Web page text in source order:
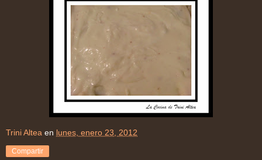
Trini Altea en lunes, enero 23, 2012
Compartir